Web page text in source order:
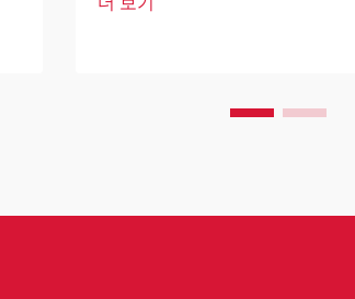
로 자리 잡고 있습니다. 이러